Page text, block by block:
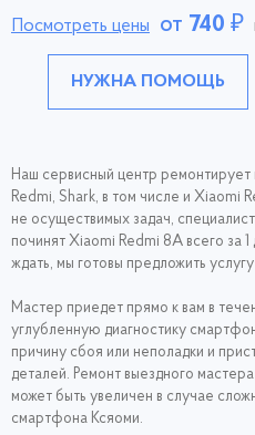
Посмотреть цены от 740 ₽
НУЖНА ПОМОЩЬ
Наш сервисный центр
Redmi, Shark, в том числе и Xiaomi
не осуществимых задач,
починят Xiaomi Redmi 8A всего за
ждать, мы готовы предложить
Мастер приедет прямо к вам в
углубленную диагностику
причину сбоя или неполадки и
деталей. Ремонт выездного
может быть увеличен в случае
смартфона Ксяоми.